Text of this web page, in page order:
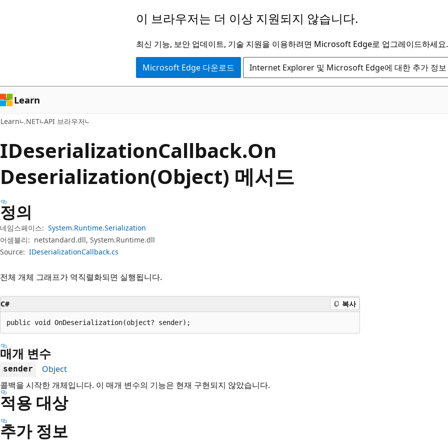
로
건
너
뛰
색
으
로
건
뛰
기
이 브라우저는 더 이상 지원되지 않습니다.
최신 기능, 보안 업데이트, 기술 지원을 이용하려면 Microsoft Edge로 업그레이드하세요.
Microsoft Edge 다운로드 Internet Explorer 및 Microsoft Edge에 대한 추가 정보
Learn
Learn .NET API 브라우저
IDeserializationCallback.On
Deserialization(Object) 메서드
정의
네임스페이스: System.Runtime.Serialization
어셈블리: netstandard.dll, System.Runtime.dll
Source: IDeserializationCallback.cs
전체 개체 그래프가 역직렬화되면 실행됩니다.
C# 복사
public void OnDeserialization(object? sender);
매개 변수
sender
Object
콜백을 시작한 개체입니다. 이 매개 변수의 기능은 현재 구현되지 않았습니다.
적용 대상
추가 정보